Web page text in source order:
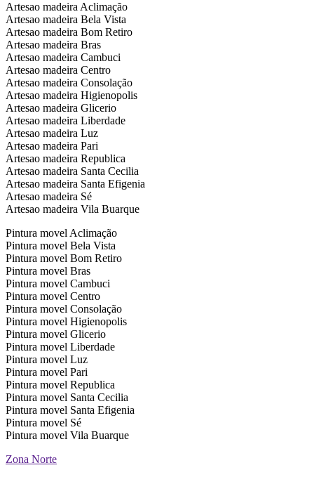
Artesao madeira Aclimação
Artesao madeira Bela Vista
Artesao madeira Bom Retiro
Artesao madeira Bras
Artesao madeira Cambuci
Artesao madeira Centro
Artesao madeira Consolação
Artesao madeira Higienopolis
Artesao madeira Glicerio
Artesao madeira Liberdade
Artesao madeira Luz
Artesao madeira Pari
Artesao madeira Republica
Artesao madeira Santa Cecilia
Artesao madeira Santa Efigenia
Artesao madeira Sé
Artesao madeira Vila Buarque
Pintura movel Aclimação
Pintura movel Bela Vista
Pintura movel Bom Retiro
Pintura movel Bras
Pintura movel Cambuci
Pintura movel Centro
Pintura movel Consolação
Pintura movel Higienopolis
Pintura movel Glicerio
Pintura movel Liberdade
Pintura movel Luz
Pintura movel Pari
Pintura movel Republica
Pintura movel Santa Cecilia
Pintura movel Santa Efigenia
Pintura movel Sé
Pintura movel Vila Buarque
Zona Norte